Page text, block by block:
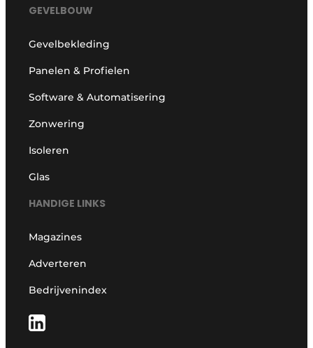
GEVELBOUW
Gevelbekleding
Panelen & Profielen
Software & Automatisering
Zonwering
Isoleren
Glas
HANDIGE LINKS
Magazines
Adverteren
Bedrijvenindex